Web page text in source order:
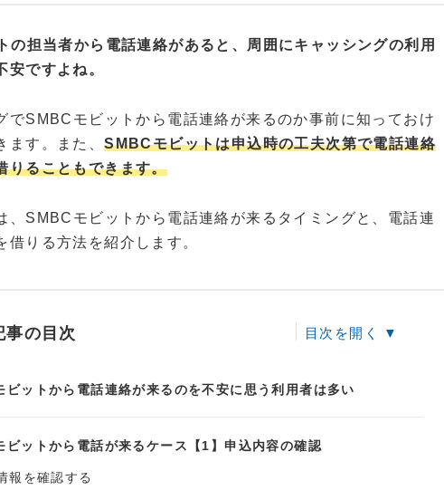
の担当者から電話連絡があると、周囲にキャッシングの利用
安ですよね。
でSMBCモビットから電話連絡が来るのか事前に知っておけ
ます。また、SMBCモビットは申込時の工夫次第で電話連絡
りることもできます。
、SMBCモビットから電話連絡が来るタイミングと、電話連
借りる方法を紹介します。
事の目次
ビットから電話連絡が来るのを不安に思う利用者は多い
ビットから電話が来るケース【1】申込内容の確認
報を確認する